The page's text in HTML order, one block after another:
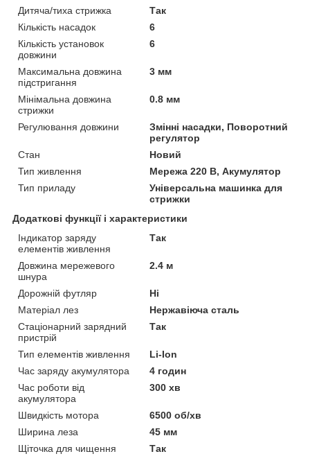
Дитяча/тиха стрижка
Так
Кількість насадок
6
Кількість установок
довжини
6
Максимальна довжина
підстригання
3 мм
Мінімальна довжина
стрижки
0.8 мм
Регулювання довжини
Змінні насадки, Поворотний
регулятор
Стан
Новий
Тип живлення
Мережа 220 В, Акумулятор
Тип приладу
Універсальна машинка для
стрижки
Додаткові функції і характеристики
Індикатор заряду
елементів живлення
Так
Довжина мережевого
шнура
2.4 м
Дорожній футляр
Ні
Матеріал лез
Нержавіюча сталь
Стаціонарний зарядний
пристрій
Так
Тип елементів живлення
Li-Ion
Час заряду акумулятора
4 годин
Час роботи від
акумулятора
300 хв
Швидкість мотора
6500 об/хв
Ширина леза
45 мм
Щіточка для чищення
Так